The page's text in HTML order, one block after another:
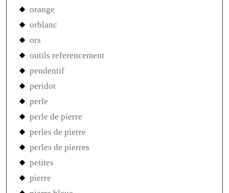
orange
orblanc
ors
outils referencement
pendentif
peridot
perle
perle de pierre
perles de pierre
perles de pierres
petites
pierre